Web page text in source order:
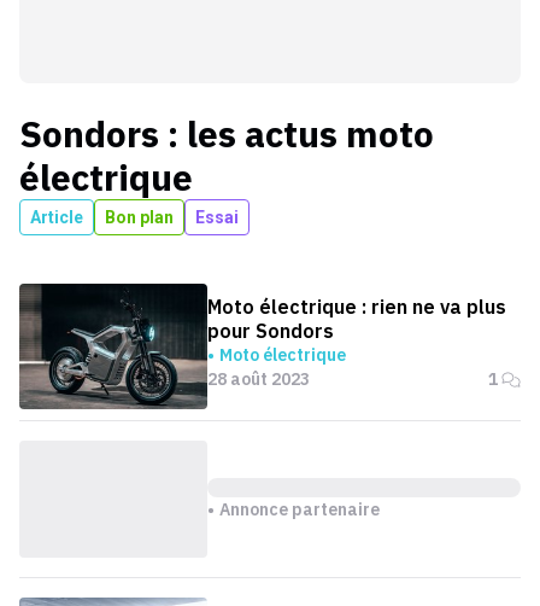
Sondors : les actus moto
électrique
Article Bon plan Essai
Moto électrique : rien ne va plus
pour Sondors
Moto électrique
28 août 2023
1
Annonce partenaire